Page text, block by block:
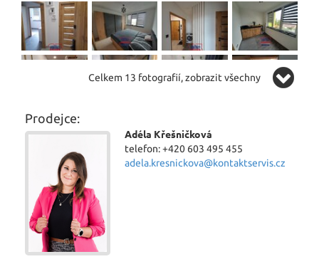
Celkem 13 fotografií, zobrazit všechny
Prodejce:
Adéla Křešničková
telefon: +420 603 495 455
adela.kresnickova@kontaktservis.cz